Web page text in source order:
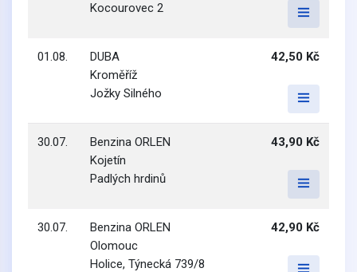
Kocourovec 2
01.08.
DUBA
Kroměříž
Jožky Silného
42,50 Kč
30.07.
Benzina ORLEN
Kojetín
Padlých hrdinů
43,90 Kč
30.07.
Benzina ORLEN
Olomouc
Holice, Týnecká 739/8
42,90 Kč